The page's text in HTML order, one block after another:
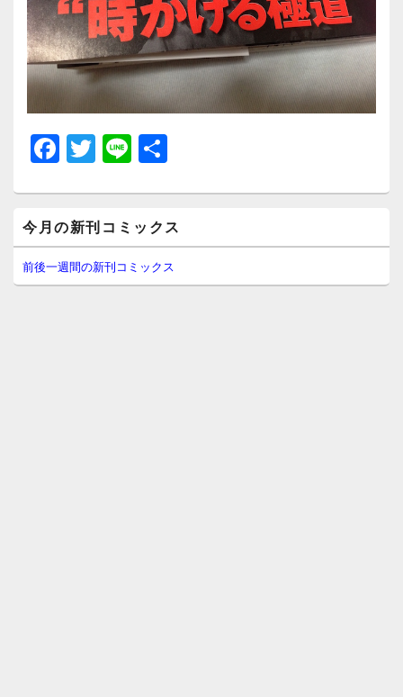
F
a
c
e
b
o
T
wi
tt
er
Li
n
e
イ
ン
サ
イ
今月の新刊コミックス
前後一週間の新刊コミックス